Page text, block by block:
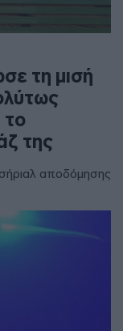
τη μισή
το
της
αποδόμησης